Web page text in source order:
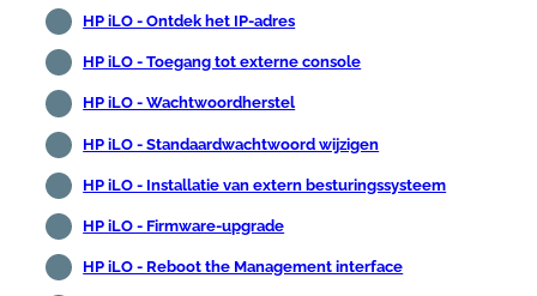
HP iLO - Ontdek het IP-adres
HP iLO - Toegang tot externe console
HP iLO - Wachtwoordherstel
HP iLO - Standaardwachtwoord wijzigen
HP iLO - Installatie van extern besturingssysteem
HP iLO - Firmware-upgrade
HP iLO - Reboot the Management interface